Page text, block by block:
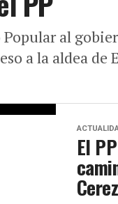
al
a la aldea de
El